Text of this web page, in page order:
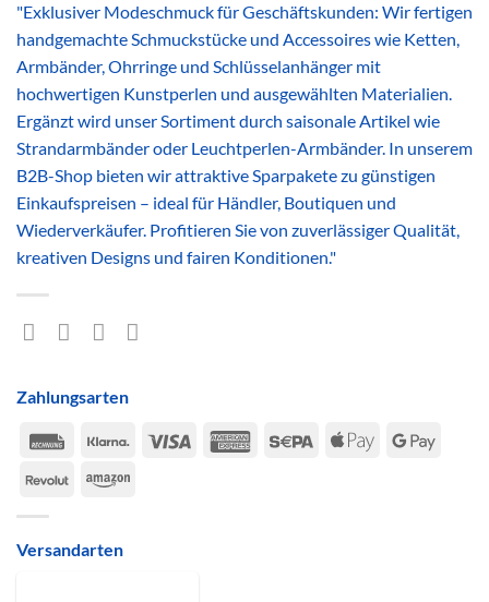
"Exklusiver Modeschmuck für Geschäftskunden: Wir fertigen
handgemachte Schmuckstücke und Accessoires wie Ketten,
Armbänder, Ohrringe und Schlüsselanhänger mit
hochwertigen Kunstperlen und ausgewählten Materialien.
Ergänzt wird unser Sortiment durch saisonale Artikel wie
Strandarmbänder oder Leuchtperlen-Armbänder. In unserem
B2B-Shop bieten wir attraktive Sparpakete zu günstigen
Einkaufspreisen – ideal für Händler, Boutiquen und
Wiederverkäufer. Profitieren Sie von zuverlässiger Qualität,
kreativen Designs und fairen Konditionen."
Zahlungsarten
Rechung
Klarna Visa
American Sepa
Apple
Google
RevolutAmazon
Versandarten